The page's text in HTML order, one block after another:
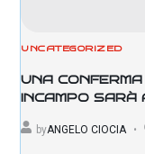
UNCATEGORIZED
UNA
INCAMPO SARÀ
byANGELO CIOCIA